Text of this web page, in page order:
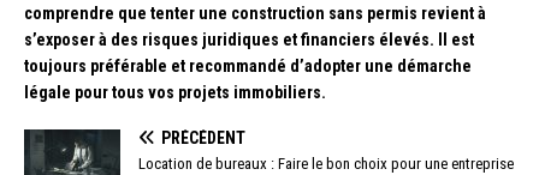
comprendre que tenter une construction sans permis revient à
s’exposer à des risques juridiques et financiers élevés. Il est
toujours préférable et recommandé d’adopter une démarche
légale pour tous vos projets immobiliers.
PRÉCÉDENT
Location de bureaux : Faire le bon choix pour une entreprise